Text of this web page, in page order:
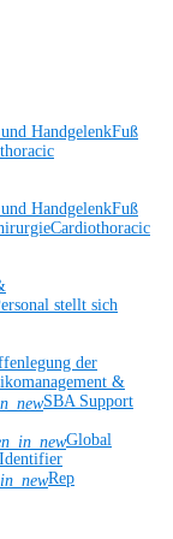
HandgelenkFuß
HandgelenkFuß
Cardiothoracic
stellt sich
der
&
SBA Support
Global
Rep